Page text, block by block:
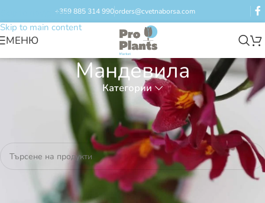
Skip to navigation
Skip to main content
+359 885 314 990orders@cvetnaborsa.com
МЕНЮ
Мандевила
Категории
Продукти с етикет „Мандевила“
Не бяха намерени продукти, отговарящи на критериите Ви.